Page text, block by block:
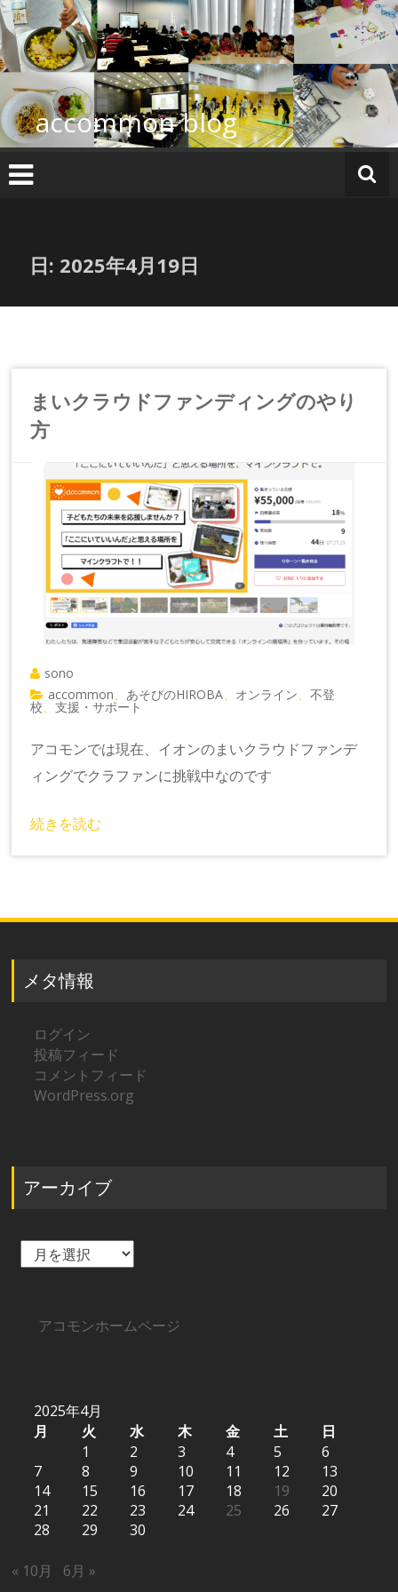
コ
ン
テ
ン
ツ
へ
ス
キ
ッ
accommon blog
日: 2025年4月19日
まいクラウドファンディングのやり
方
sono
accommon
あそびのHIROBA オンライン 、不登
校 、支援・サポート
アコモンでは現在、イオンのまいクラウドファンデ
ィングでクラファンに挑戦中なのです
続きを読む
メタ情報
ログイン
投稿フィード
コメントフィード
WordPress.org
アーカイブ
ア
アコモンホームページ
2025年4月
月
火 水 木 金 土
日
1
2 3 4 5
6
7
8 9 10 11 12
13
14
15 16 17 18 19
20
21
22 23 24 25 26
27
28
29 30
« 10月 6月 »